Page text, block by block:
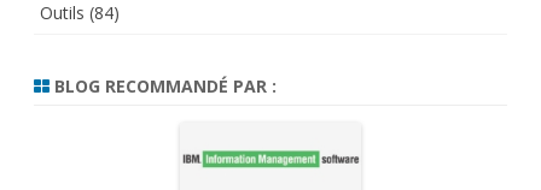
Outils (84)
BLOG RECOMMANDÉ PAR :